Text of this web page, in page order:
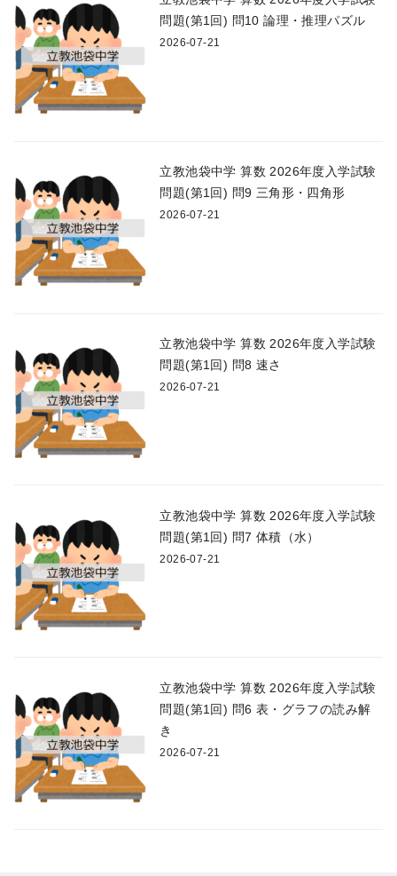
問題(第1回) 問10 論理・推理パズル
2026-07-21
立教池袋中学 算数 2026年度入学試験
問題(第1回) 問9 三角形・四角形
2026-07-21
立教池袋中学 算数 2026年度入学試験
問題(第1回) 問8 速さ
2026-07-21
立教池袋中学 算数 2026年度入学試験
問題(第1回) 問7 体積（水）
2026-07-21
立教池袋中学 算数 2026年度入学試験
問題(第1回) 問6 表・グラフの読み解
き
2026-07-21